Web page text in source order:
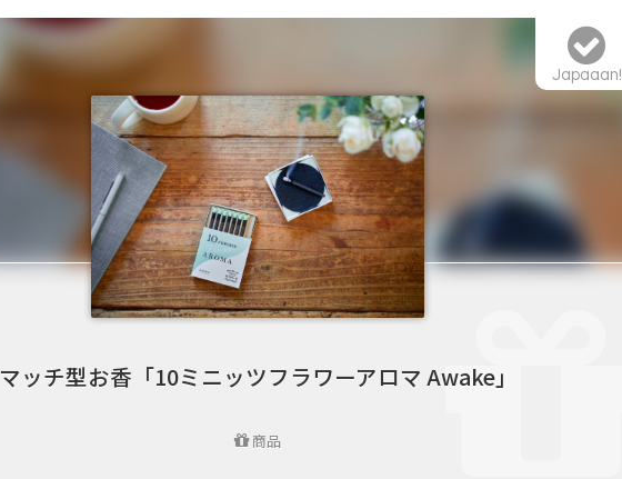
マッチ型お香「10ミニッツフラワーアロマ Awake」
商品
Japaaan!